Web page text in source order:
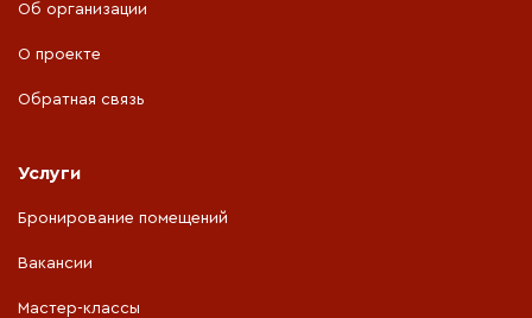
Об организации
О проекте
Обратная связь
Услуги
Бронирование помещений
Вакансии
Мастер-классы